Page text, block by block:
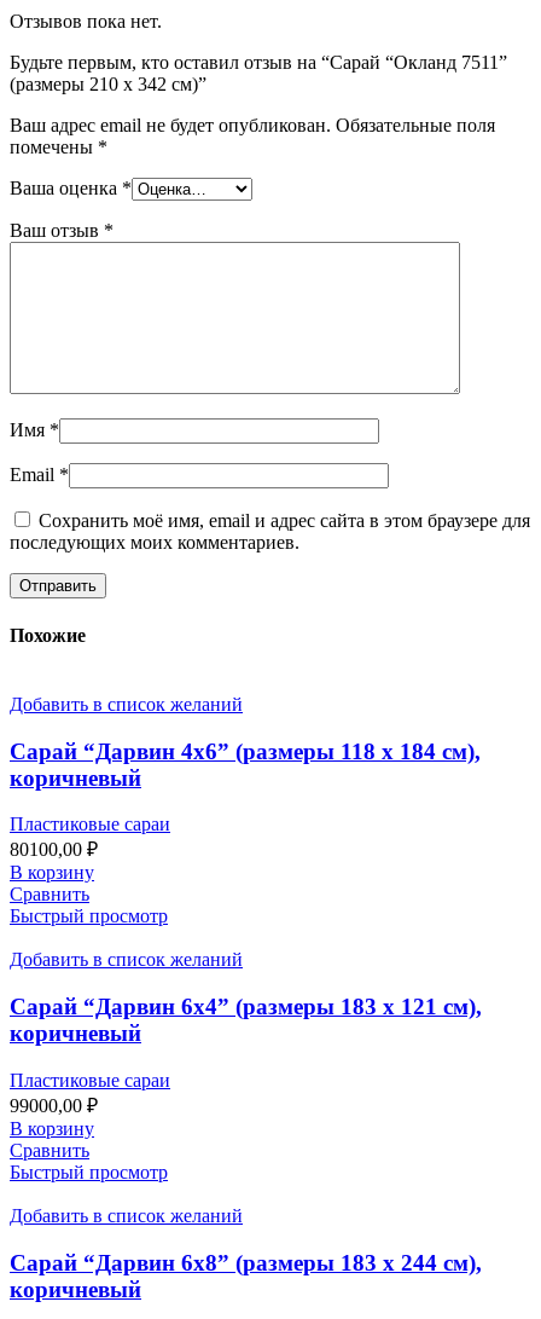
Отзывов пока нет.
Будьте первым, кто оставил отзыв на “Сарай “Окланд 7511”
(размеры 210 х 342 см)”
Ваш адрес email не будет опубликован. Обязательные поля
помечены *
Ваша оценка *
Ваш отзыв *
Имя *
Email *
Сохранить моё имя, email и адрес сайта в этом браузере для
последующих моих комментариев.
Похожие
Добавить в список желаний
Сарай “Дарвин 4х6” (размеры 118 х 184 см),
коричневый
Пластиковые сараи
80100,00 ₽
В корзину
Сравнить
Быстрый просмотр
Добавить в список желаний
Сарай “Дарвин 6х4” (размеры 183 х 121 см),
коричневый
Пластиковые сараи
99000,00 ₽
В корзину
Сравнить
Быстрый просмотр
Добавить в список желаний
Сарай “Дарвин 6х8” (размеры 183 х 244 см),
коричневый